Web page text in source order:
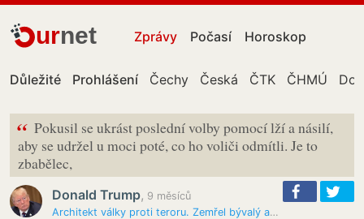
urnet Zprávy Počasí Horoskop
Důležité Prohlášení Čechy Česká ČTK ČHMÚ
“ Pokusil se ukrást poslední volby pomocí lží a násilí,
aby se udržel u moci poté, co ho voliči odmítli. Je to
zbabělec,
Donald Trump, 9 měsíců
Architekt války proti teroru. Zemřel bývalý americký viceprezident…